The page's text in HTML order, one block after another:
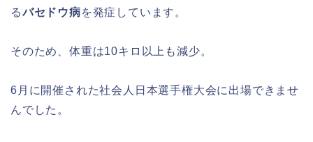
るバセドウ病を発症しています。
そのため、体重は10キロ以上も減少。
6月に開催された社会人日本選手権大会に出場できませ
んでした。